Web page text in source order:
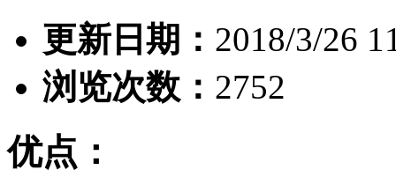
更新日期： 2018/3/26
浏览次数： 2752
优点：